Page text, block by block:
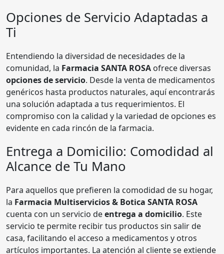
Opciones de Servicio Adaptadas a
Ti
Entendiendo la diversidad de necesidades de la
comunidad, la Farmacia SANTA ROSA ofrece diversas
opciones de servicio. Desde la venta de medicamentos
genéricos hasta productos naturales, aquí encontrarás
una solución adaptada a tus requerimientos. El
compromiso con la calidad y la variedad de opciones es
evidente en cada rincón de la farmacia.
Entrega a Domicilio: Comodidad al
Alcance de Tu Mano
Para aquellos que prefieren la comodidad de su hogar,
la Farmacia Multiservicios & Botica SANTA ROSA
cuenta con un servicio deentrega a domicilio. Este
servicio te permite recibir tus productos sin salir de
casa, facilitando el acceso a medicamentos y otros
artículos importantes. La atención al cliente se extiende